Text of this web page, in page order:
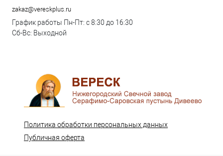
zakaz@vereskplus.ru
График работы Пн-Пт: с 8:30 до 16:30
Сб-Вс: Выходной
Политика обработки персональных данных
Публичная оферта